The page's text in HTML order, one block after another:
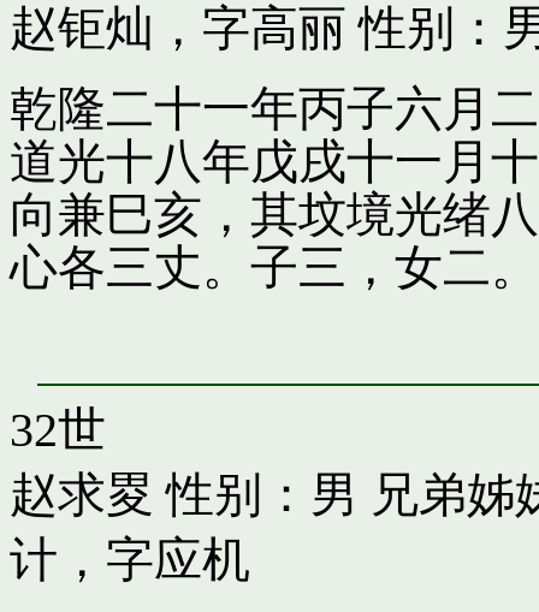
赵钜灿，字高丽 性别：
乾隆二十一年丙子六月
道光十八年戊戌十一月
向兼巳亥，其坟境光绪
心各三丈。子三，女二。
32世
赵求畟 性别：男 兄弟姊
计，字应机